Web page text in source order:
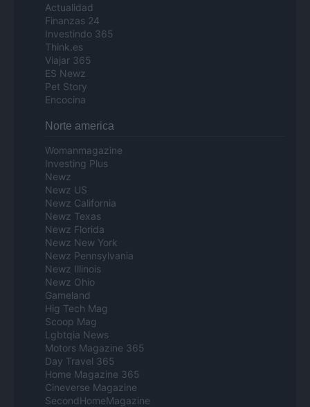
Actualidad
Finanzas 24
Investindo 365
Think.es
Viajar 365
ES Newz
Pet Story
Encocina
Norte america
Womanmagazine
Investing Plus
Newz
Newz US
Newz California
Newz Texas
Newz Florida
Newz New York
Newz Pennsylvania
Newz Illinois
Newz Ohio
Gameland
Hig Tech Mag
Scoop Mag
Lgbtqia News
Motors Magazine 365
Day Travel 365
Home Magazine 365
Cineverse Magazine
SecondHomeMagazine